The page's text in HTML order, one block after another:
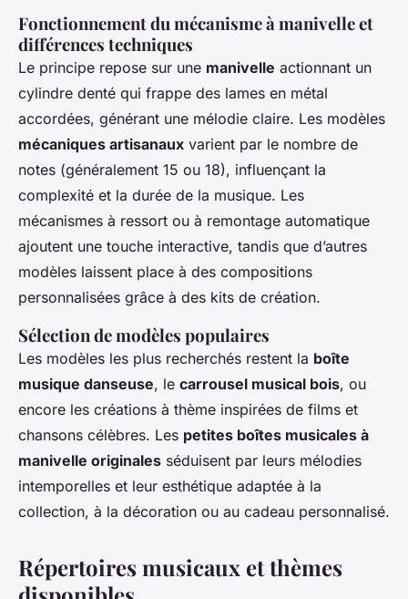
Fonctionnement du mécanisme à manivelle et
différences techniques
Le principe repose sur une manivelle actionnant un
cylindre denté qui frappe des lames en métal
accordées, générant une mélodie claire. Les modèles
mécaniques artisanaux varient par le nombre de
notes (généralement 15 ou 18), influençant la
complexité et la durée de la musique. Les
mécanismes à ressort ou à remontage automatique
ajoutent une touche interactive, tandis que d’autres
modèles laissent place à des compositions
personnalisées grâce à des kits de création.
Sélection de modèles populaires
Les modèles les plus recherchés restent la boîte
musique danseuse, le carrousel musical bois, ou
encore les créations à thème inspirées de films et
chansons célèbres. Les petites boîtes musicales à
manivelle originales séduisent par leurs mélodies
intemporelles et leur esthétique adaptée à la
collection, à la décoration ou au cadeau personnalisé.
Répertoires musicaux et thèmes